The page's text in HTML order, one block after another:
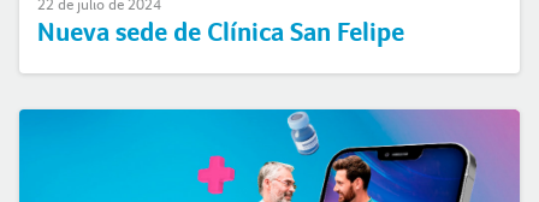
22 de julio de 2024
Nueva sede de Clínica San Felipe